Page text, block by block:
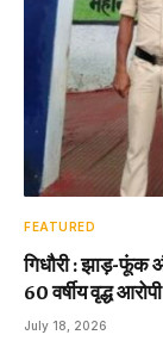
FEATURED
गिधौरी : झाड़-फूंक
60 वर्षीय वृद्ध
July 18, 2026